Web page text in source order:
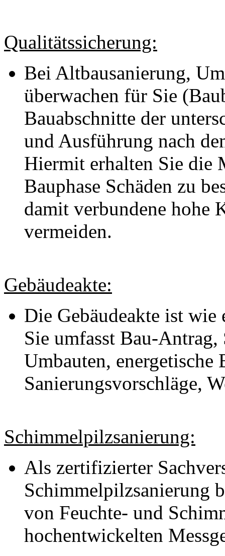
Qualitätssicherung:
Bei Altbausanierung,
überwachen für Sie
Bauabschnitte der
und Ausführung nach
Hiermit erhalten Sie die
Bauphase Schäden zu
damit verbundene hohe
vermeiden.
Gebäudeakte:
Die Gebäudeakte ist
Sie umfasst Bau-
Umbauten,
Sanierungsvorschläge,
Schimmelpilzsanierung:
Als zertifizierter
Schimmelpilzsanierung
von Feuchte- und
hochentwickelten